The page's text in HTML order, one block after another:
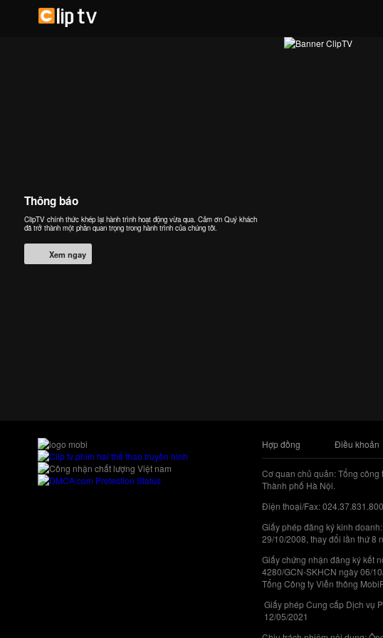
Thông báo
ClipTV chính thức khép lại hành trình hoạt động vừa qua. Cảm ơn Quý khách
đã trở thành một phần quan trọng trong hành trình của chúng tôi.
Xem ngay
Hợp đồng Điều khoản
Cơ quan chủ quản: Tổng
Thành phố Hà Nội.
Điện thoại/Fax:
Giấy phép đăng ký kinh
29/10/2008, thay đổi lần thứ 8
Giấy chứng nhận đăng ký kết
4280/GCN-SKHCN ngày 06/
Tổng Công ty Viễn thông
Giấy phép Cung cấp Dịch vụ
12/05/2021